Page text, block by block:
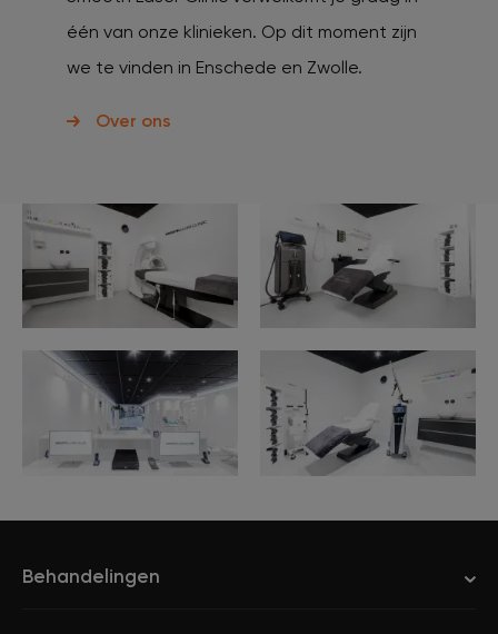
één van onze klinieken. Op dit moment zijn
we te vinden in Enschede en Zwolle.
Over ons
Behandelingen